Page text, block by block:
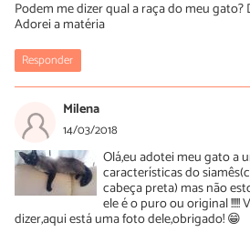
Podem me dizer qual a raça do meu gato?
Adorei a matéria
Responder
Milena
14/03/2018
Olá,eu adotei meu gato a
características do
cabeça preta) mas não
ele é o puro ou original !!!!!
dizer,aqui está uma foto dele,obrigado! 😁